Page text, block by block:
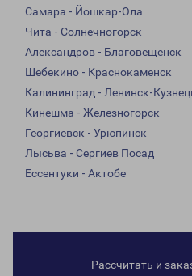
Самара - Йошкар-Ола
Чита - Солнечногорск
Александров - Благовещенск
Шебекино - Краснокаменск
Калининград - Ленинск-
Кинешма - Железногорск
Георгиевск - Урюпинск
Лысьва - Сергиев Посад
Ессентуки - Актобе
Рассчитать и